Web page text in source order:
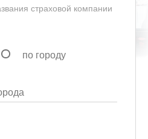
страховой компании
по городу